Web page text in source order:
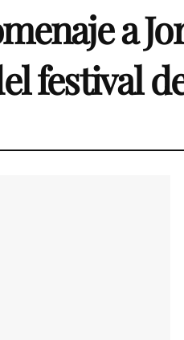
a
festival